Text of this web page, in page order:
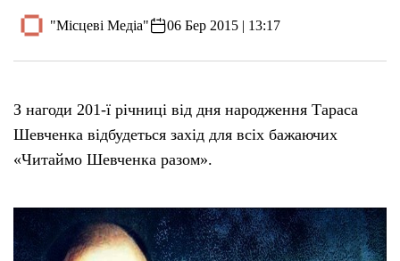
"Місцеві Медіа" 06 Бер 2015 | 13:17
З нагоди 201-ї річниці від дня народження Тараса
Шевченка відбудеться захід для всіх бажаючих
«Читаймо Шевченка разом».